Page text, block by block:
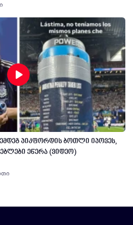
პიკფორდის ბოთლი იპოვეს,
ეწერა (ვიდეო)